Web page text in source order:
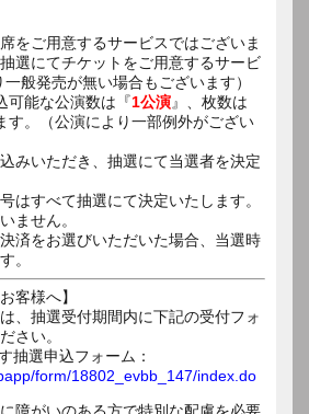
をご用意するサービスではございま
選にてチケットをご用意するサービ
般発売が無い場合もございます）
可能な公演数は『1公演』、枚数は
す。（公演により一部例外がござい
みいただき、抽選にて当選者を決定
はすべて抽選にて決定いたします。
ません。
済をお選びいただいた場合、当選時
。
客様へ】
、抽選受付期間内に下記の受付フォ
さい。
抽選申込フォーム：
form/18802_evbb_147/index.do